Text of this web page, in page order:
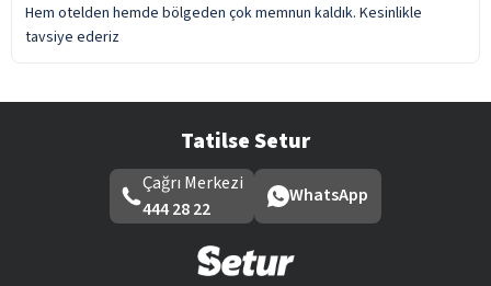
Hem otelden hemde bölgeden çok memnun kaldık. Kesinlikle
tavsiye ederiz
Tatilse Setur
Çağrı Merkezi
444 28 22
WhatsApp